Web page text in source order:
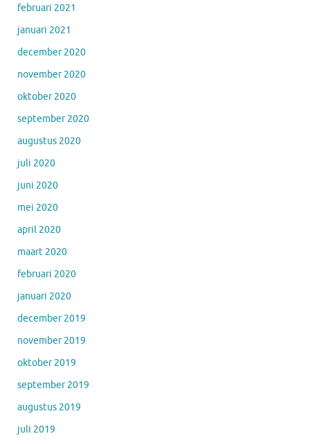
februari 2021
januari 2021
december 2020
november 2020
oktober 2020
september 2020
augustus 2020
juli 2020
juni 2020
mei 2020
april 2020
maart 2020
februari 2020
januari 2020
december 2019
november 2019
oktober 2019
september 2019
augustus 2019
juli 2019